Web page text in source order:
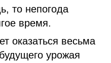
то непогода
время.
оказаться весьма
урожая